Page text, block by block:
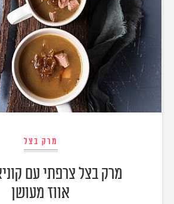
מרק בצל
מרק בצל צרפתי עם
אווז מעושן